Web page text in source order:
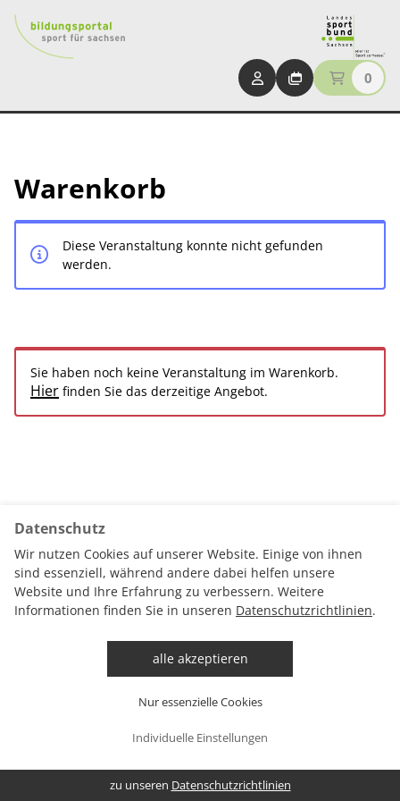
0
Warenkorb
Diese Veranstaltung konnte nicht gefunden
werden.
Sie haben noch keine Veranstaltung im Warenkorb.
Hier finden Sie das derzeitige Angebot.
AGB
Impressum
Fragen & Antworten
Datenschutz
Wir nutzen Cookies auf unserer Website. Einige von ihnen
sind essenziell, während andere dabei helfen unsere
Website und Ihre Erfahrung zu verbessern. Weitere
Informationen finden Sie in unseren Datenschutzrichtlinien.
alle akzeptieren
Nur essenzielle Cookies
Individuelle Einstellungen
zu unseren Datenschutzrichtlinien
Datenschutzrichtlinien
Essential
alle akzeptieren speichern & schließen